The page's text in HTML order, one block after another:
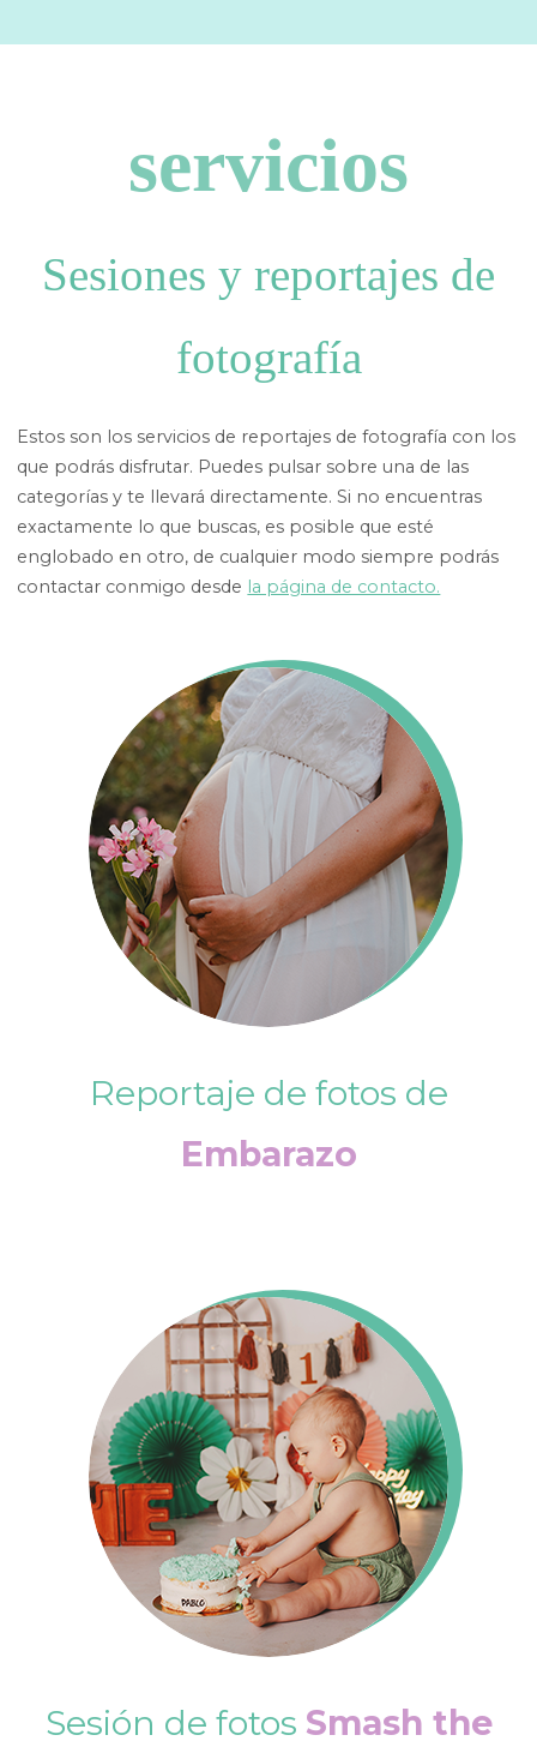
servicios
Sesiones y reportajes de
fotografía
Estos son los servicios de reportajes de fotografía con los
que podrás disfrutar. Puedes pulsar sobre una de las
categorías y te llevará directamente. Si no encuentras
exactamente lo que buscas, es posible que esté
englobado en otro, de cualquier modo siempre podrás
contactar conmigo desde la página de contacto.
Reportaje de fotos de
Embarazo
Sesión de fotos Smash the